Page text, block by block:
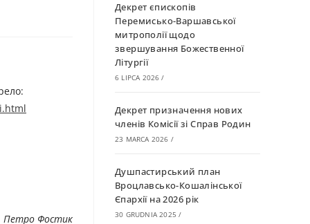
Петро Фостик
Декрет єпископів
Перемисько-Варшавської
митрополії щодо
звершування Божественної
Літургії
6 LIPCA 2026 /
Декрет призначення нових
членів Комісії зі Справ Родин
23 MARCA 2026 /
Душпастирський план
Вроцлавсько-Кошалінської
Єпархії на 2026 рік
30 GRUDNIA 2025 /